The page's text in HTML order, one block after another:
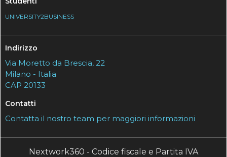
UNIVERSITY2BUSINESS
Indirizzo
Via Moretto da Brescia, 22
Milano - Italia
CAP 20133
Contatti
Contatta il nostro team per maggiori informazioni
Nextwork360 - Codice fiscale e Partita IVA